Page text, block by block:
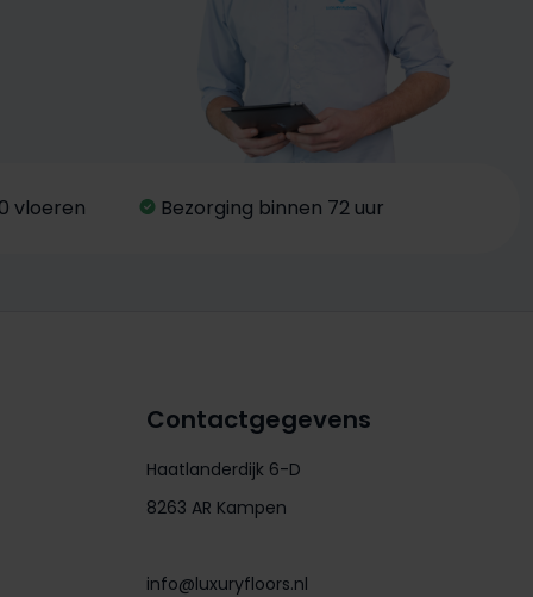
vloeren Bezorging binnen 72 uur
Contactgegevens
Haatlanderdijk 6-D
8263 AR Kampen
info@luxuryfloors.nl